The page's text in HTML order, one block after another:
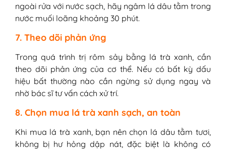
ngoài rửa với nước sạch, hãy ngâm lá dâu tằm trong
nước muối loãng khoảng 30 phút.
7. Theo dõi phản ứng
Trong quá trình trị rôm sảy bằng lá trà xanh, cần
theo dõi phản ứng của cơ thể. Nếu có bất kỳ dấu
hiệu bất thường nào cần ngừng sử dụng ngay và
nhờ bác sĩ tư vấn cách xử trí.
8. Chọn mua lá trà xanh sạch, an toàn
Khi mua lá trà xanh, bạn nên chọn lá dâu tằm tươi,
không bị hư hỏng dập nát, đặc biệt là không có